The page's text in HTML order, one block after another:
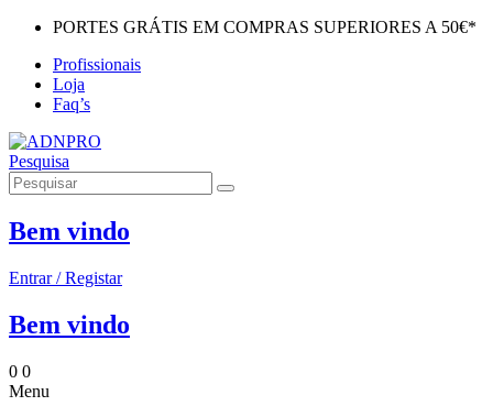
PORTES GRÁTIS EM COMPRAS SUPERIORES A 50€*
Profissionais
Loja
Faq’s
Pesquisa
Bem vindo
Entrar / Registar
Bem vindo
0 0
Menu